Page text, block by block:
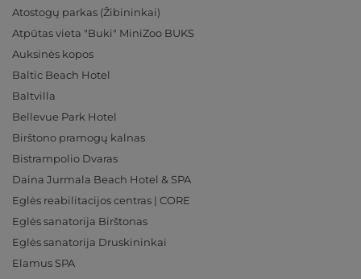
Atostogų parkas (Žibininkai)
Atpūtas vieta "Buki" MiniZoo BUKS
Auksinės kopos
Baltic Beach Hotel
Baltvilla
Bellevue Park Hotel
Birštono pramogų kalnas
Bistrampolio Dvaras
Daina Jurmala Beach Hotel & SPA
Eglės reabilitacijos centras | CORE
Eglės sanatorija Birštonas
Eglės sanatorija Druskininkai
Elamus SPA